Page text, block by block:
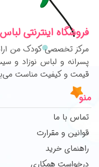
فروشگاه اینترنتی
مرکز تخصصی کودک من
پسرانه و لباس نوزاد و
قیمت و کیفیت مناست
منو
تماس با ما
قوانین و مقرارت
راهنمای خرید
درخواست همکاری